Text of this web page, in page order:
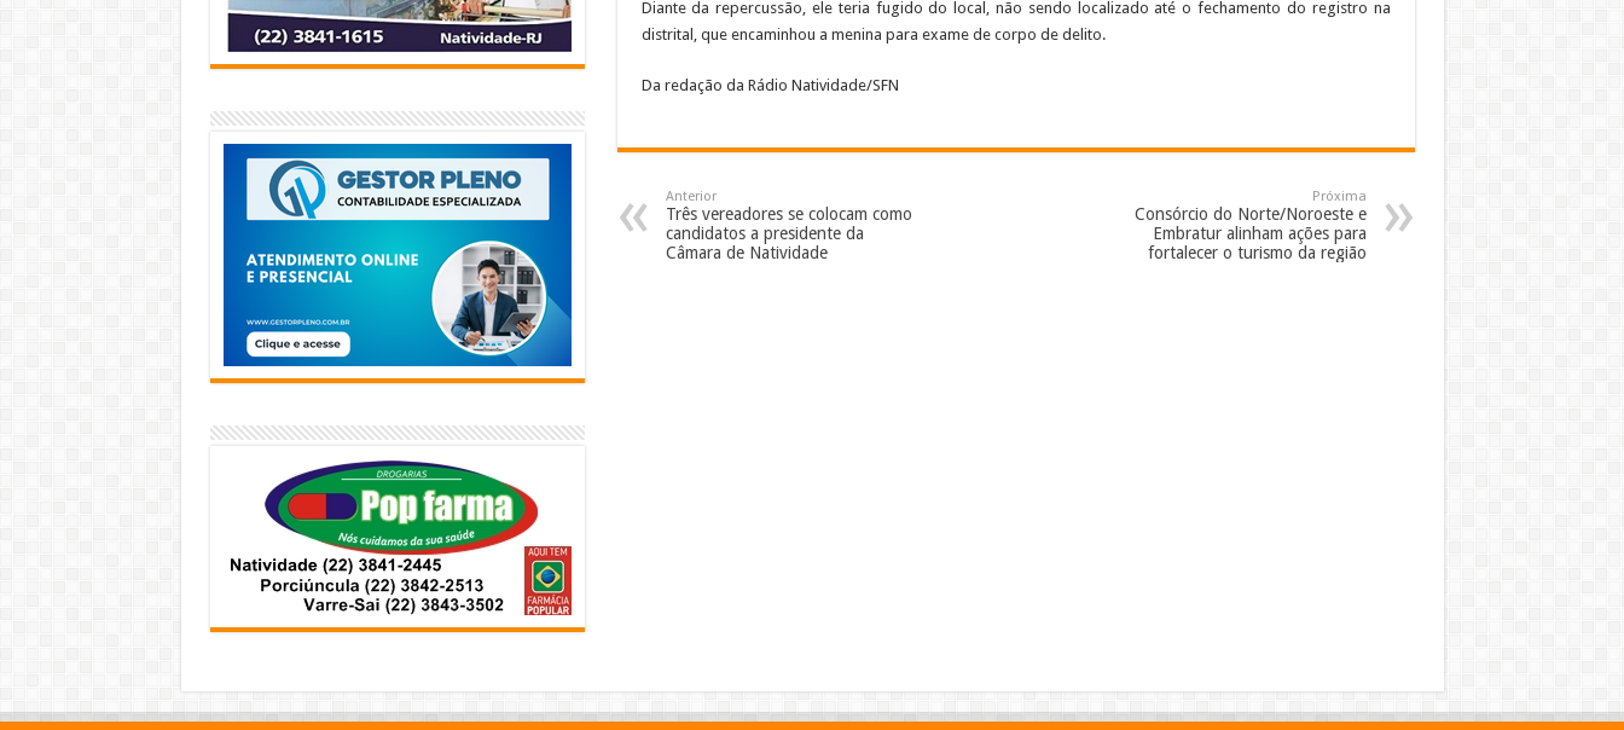
Diante da repercussão, ele teria fugido do local, não sendo localizado até o fechamento do registro na
distrital, que encaminhou a menina para exame de corpo de delito.
Da redação da Rádio Natividade/SFN
Anterior
Três vereadores se colocam como
candidatos a presidente da
Câmara de Natividade
Próxima
Consórcio do Norte/Noroeste e
Embratur alinham ações para
fortalecer o turismo da região